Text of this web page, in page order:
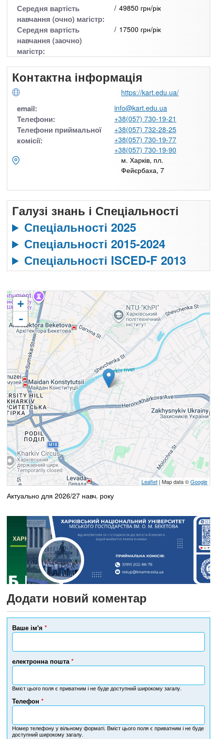
Середня вартість
навчання (очно) магістр:
49850 грн/рік
Середня вартість
навчання (заочно)
магістр:
17500 грн/рік
Контактна інформація
https://kart.edu.ua/
email: info@kart.edu.ua
Телефони: +38(057) 730-19-21
Телефони приймальної
комісії:
+38(057) 732-28-25
+38(057) 730-19-77
+38(057) 730-19-90
м. Харків, пл.
Фейєрбаха, 7
Галузі знань і Спеціальності
Спеціальності 2025
Спеціальності 2015-2024
Спеціальності ISCED-F 2013
+
-
Leaflet | Map data ©Google
Актуально для 2026/27 навч. року
Додати новий коментар
Ваше ім'я *
електронна пошта*
Вміст цього поля є приватним і не буде доступний широкому загалу.
Телефон *
Н
м
Номер телефону у вільному форматі. Вміст цього поля є приватним і не буде
доступний широкому загалу.